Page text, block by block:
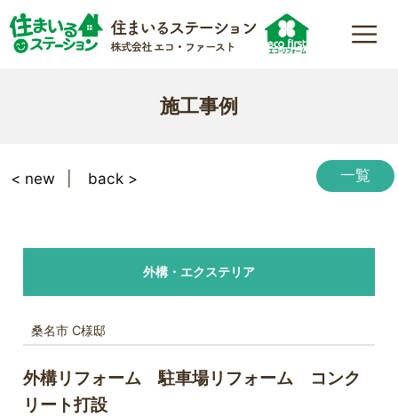
施工事例
一覧
< new back >
外構・エクステリア
桑名市 C様邸
外構リフォーム 駐車場リフォーム コンク
リート打設